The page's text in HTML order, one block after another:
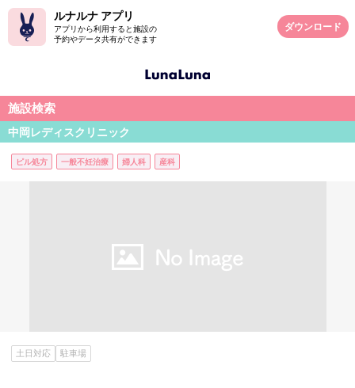
ルナルナ アプリ
アプリから利用すると施設の
予約やデータ共有ができます
ダウンロード
施設検索
中岡レディスクリニック
ピル処方 一般不妊治療 婦人科 産科
土日対応 駐車場